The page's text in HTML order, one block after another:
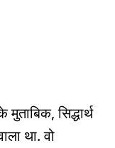
मुताबिक, सिद्धार्थ
था. वो